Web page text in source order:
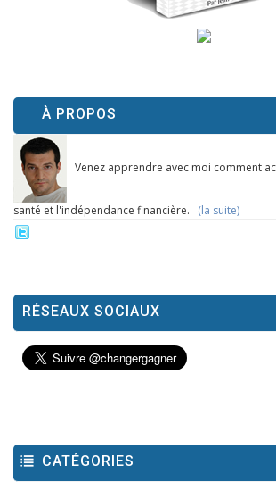
À PROPOS
Venez apprendre avec moi comment
santé et l'indépendance financière. (la suite)
RÉSEAUX SOCIAUX
CATÉGORIES